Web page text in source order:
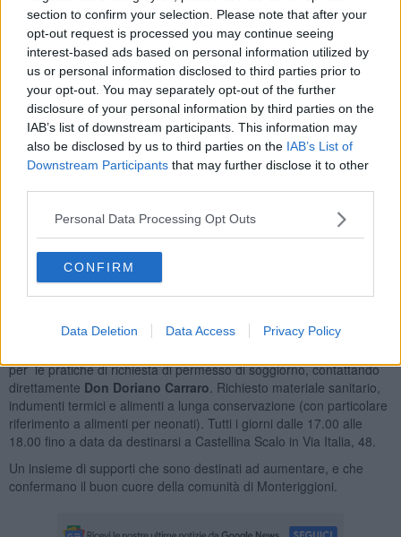
section to confirm your selection. Please note that after your
opt-out request is processed you may continue seeing
interest-based ads based on personal information utilized by
us or personal information disclosed to third parties prior to
your opt-out. You may separately opt-out of the further
disclosure of your personal information by third parties on the
IAB’s list of downstream participants. This information may
also be disclosed by us to third parties on the IAB’s List of
Downstream Participants that may further disclose it to other
Personal Data Processing Opt Outs
CONFIRM
Data Deletion Data Access Privacy Policy
piena collaborazione e soddisfazione nei confronti dei volontari, che
attraverso il loro servizio si rendono sempre disponibili nei confronti
dei più fragili".
Le iniziative sono molte; da parte dellaConfraternita della
Misericordia di Castellina Scalo è stata richiesta la possibilità di
avere materiale medico (garze, cerotti, etc), prodotti per l’igiene
prevalenza di materiale termico. Il 3 ed il 4 marzo dalle 17.00 alle
20.00, presso la sede di Via Grandi, 7.
L'Oratorio di Belverderichiede alimenti per la prima infanzia,
farmaci di prima necessità e necessario per medicazioni, coperte e
sacchi a pelo e prodotti per l’igiene. Fino a sabato 5 dalle ore 17.00
Servizio per la cura pastorale dei migrantiper laDiocesi di
per le pratiche di richiesta di permesso di soggiorno, contattando
direttamente Don Doriano Carraro . Richiesto materiale sanitario,
indumenti termici e alimenti a lunga conservazione (con particolare
riferimento a alimenti per neonati). Tutti i giorni dalle 17.00 alle
18.00 fino a data da destinarsi a Castellina Scalo in Via Italia, 48.
Un insieme di supporti che sono destinati ad aumentare, e che
confermano il buon cuore della comunità di Monteriggioni.